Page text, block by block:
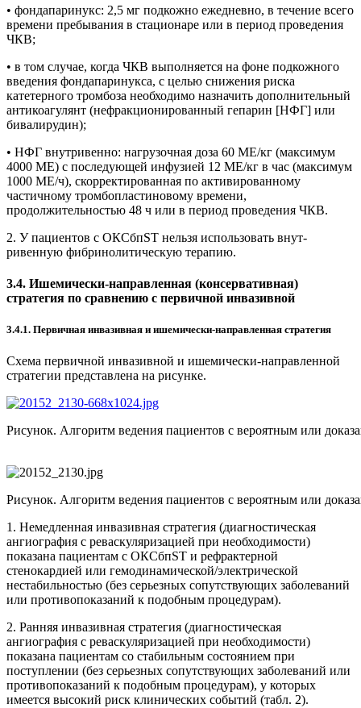
• фондапаринукс: 2,5 мг подкожно ежедневно, в течение всего
времени пребывания в стационаре или в период проведения
ЧКВ;
• в том случае, когда ЧКВ выполняется на фоне подкожного
введения фондапаринукса, с целью снижения риска
катетерного тромбоза необходимо назначить дополнительный
антикоагулянт (нефракционированный гепарин [НФГ] или
бивалирудин);
• НФГ внутривенно: нагрузочная доза 60 МЕ/кг (максимум
4000 МЕ) с последующей инфузией 12 МЕ/кг в час (максимум
1000 МЕ/ч), скорректированная по активированному
частичному тромбоплас­тиновому времени,
продолжительностью 48 ч или в период проведения ЧКВ.
2. У пациентов с ОКСбпST нельзя использовать внут­
ривенную фибринолитическую терапию.
3.4. Ишемически-направленная (консервативная)
стратегия по сравнению с первичной инвазивной
3.4.1. Первичная инвазивная и ишемически-направленная стратегия
Схема первичной инвазивной и ишемически-направленной
стратегии представлена на рисунке.
Рисунок. Алгоритм ведения пациентов с вероятным или
Рисунок. Алгоритм ведения пациентов с вероятным или
1. Немедленная инвазивная стратегия (диагностическая
ангиография с реваскуляризацией при необходимости)
показана пациентам с ОКСбпST и реф­рактерной
стенокардией или гемодинамической/электри­ческой
нестабильностью (без серьезных сопут­ствующих заболеваний
или противопоказаний к подобным проце­дурам).
2. Ранняя инвазивная стратегия (диагностическая
ангиография с реваскуляризацией при необходимости)
показана пациентам со стабильным состоянием при
поступлении (без серьезных сопутствующих заболеваний или
противопоказаний к подобным процедурам), у которых
имеется высокий риск клинических событий (табл. 2).